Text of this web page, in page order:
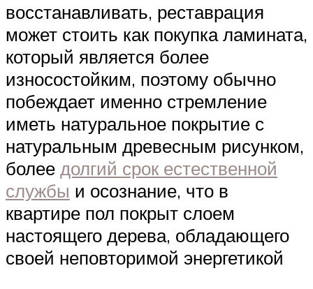
восстанавливать, реставрация
может стоить как покупка ламината,
который является более
износостойким, поэтому обычно
побеждает именно стремление
иметь натуральное покрытие с
натуральным древесным рисунком,
более долгий срок естественной
службы и осознание, что в
квартире пол покрыт слоем
настоящего дерева, обладающего
своей неповторимой энергетикой